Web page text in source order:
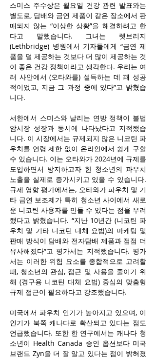
스미스 주수상은 월요일 건강 관련 발표와는
별도로, 담배와 금연 제품이 같은 장소에서 판
매되지 않는 “이상한 상황”을 해결하려고 한
다고 말했습니다. 그녀는 렛브리지
(Lethbridge) 병원에서 기자들에게 “금연 제
품을 덜 제공하는 것보다 더 많이 제공하는 것
이 좋은 건강 정책이라고 생각한다. 우리는 여
러 사안에서 (오타와를) 설득하는 데 꽤 성공
적이었고, 지금 그 과정 중에 있다”고 밝혔습
니다.
서한에서 스미스와 날리는 연방 정책이 불법
암시장 성장과 동시에 나타났다고 지적했습
니다. 이 시장에서는 규제되지 않은 니코틴 파
우치를 연령 제한 없이 온라인에서 쉽게 구할
수 있습니다. 이는 오타와가 2024년에 규제를
도입하면서 방지하고자 한 청소년의 파우치
노출을 실제로 증가시키고 있을 수 있습니다.
규제 영향 평가에서는, 오타와가 파우치 및 기
타 금연 보조제가 특히 청소년 사이에서 새로
운 니코틴 사용자를 만들 수 있다는 점을 우려
했다고 밝혔습니다. “지난 10년간 (니코틴 파
우치 및 기타 니코틴 대체 요법)의 마케팅 및
판매 방식이 담배와 전자담배 제품과 점점 더
유사해졌다”고 평가서는 지적했습니다. 평가
서는 이러한 위험 요소를 종합적으로 고려할
때, 청소년의 관심, 접근 및 사용을 줄이기 위
해 (경구용 니코틴 대체 요법) 중심의 맞춤형
규제 접근이 필요하다고 강조했습니다.
미국에서 파우치 인기가 높아지고 있으며, 이
인기가 북쪽 캐나다로 확산되고 있다는 점도
언급했습니다. 또한 한 연구에서는 캐나다 청
소년이 Health Canada 승인 옵션보다 미국
브랜드 Zyn을 더 잘 알고 있다는 점이 밝혀졌